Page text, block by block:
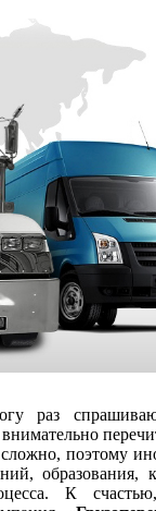
раз
поэтому
образования,
К